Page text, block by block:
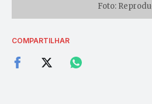
Foto:
COMPARTILHAR